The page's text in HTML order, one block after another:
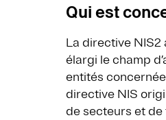
Qui est
La directive
élargi le champ
entités
directive NIS
de secteurs et de